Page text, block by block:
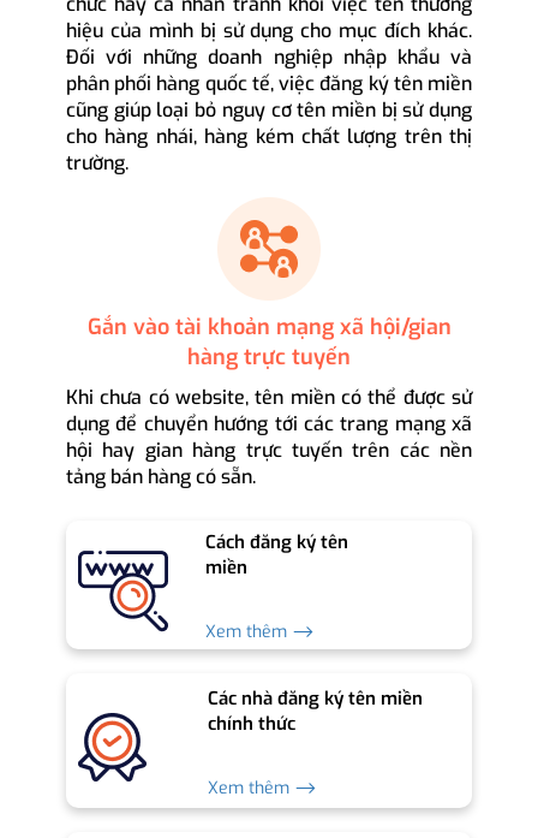
hiệu của mình bị sử dụng cho mục đích khác.
Đối với những doanh nghiệp nhập khẩu và
phân phối hàng quốc tế, việc đăng ký tên miền
cũng giúp loại bỏ nguy cơ tên miền bị sử dụng
cho hàng nhái, hàng kém chất lượng trên thị
trường.
Gắn vào tài khoản mạng xã hội/gian
hàng trực tuyến
Khi chưa có website, tên miền có thể được sử
dụng để chuyển hướng tới các trang mạng xã
hội hay gian hàng trực tuyến trên các nền
tảng bán hàng có sẵn.
Cách đăng ký tên
miền
Xem thêm ⟶
Các nhà đăng ký tên miền
chính thức
Xem thêm ⟶